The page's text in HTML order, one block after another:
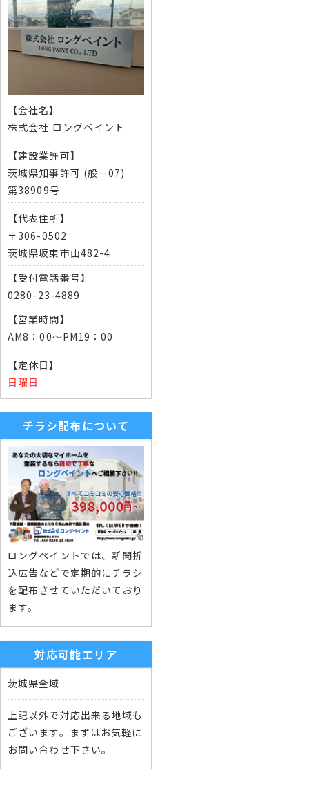
【会社名】
株式会社 ロングペイント
【建設業許可】
茨城県知事許可 (般ー07)
第38909号
【代表住所】
〒306-0502
茨城県坂東市山482-4
【受付電話番号】
0280-23-4889
【営業時間】
AM8：00～PM19：00
【定休日】
日曜日
チラシ配布について
ロングペイントでは、新聞折
込広告などで定期的にチラシ
を配布させていただいており
ます。
対応可能エリア
茨城県全域
上記以外で対応出来る地域も
ございます。まずはお気軽に
お問い合わせ下さい。